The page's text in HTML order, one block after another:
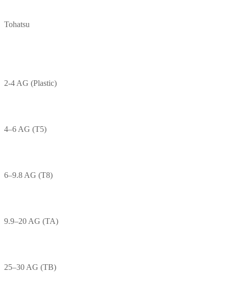
Tohatsu
2-4 AG (Plastic)
4–6 AG (T5)
6–9.8 AG (T8)
9.9–20 AG (TA)
25–30 AG (TB)